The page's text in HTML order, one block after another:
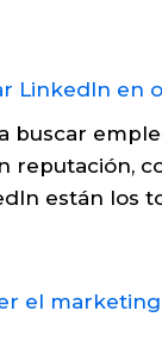
buscar
reputación,
están los